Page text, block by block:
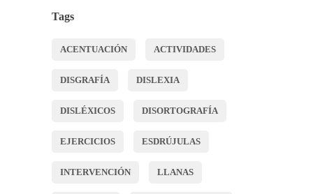
Tags
ACENTUACIÓN ACTIVIDADES
DISGRAFÍA DISLEXIA
DISLÉXICOS DISORTOGRAFÍA
EJERCICIOS ESDRÚJULAS
INTERVENCIÓN LLANAS